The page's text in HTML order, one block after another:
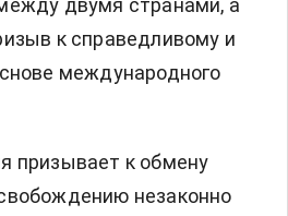
двумя странами, а
к справедливому и
международного
призывает к обмену
незаконно